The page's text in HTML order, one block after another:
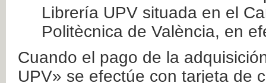
Librería UPV situada en el
Politècnica de València, en
Cuando el pago de la
UPV» se efectúe con tarjeta de